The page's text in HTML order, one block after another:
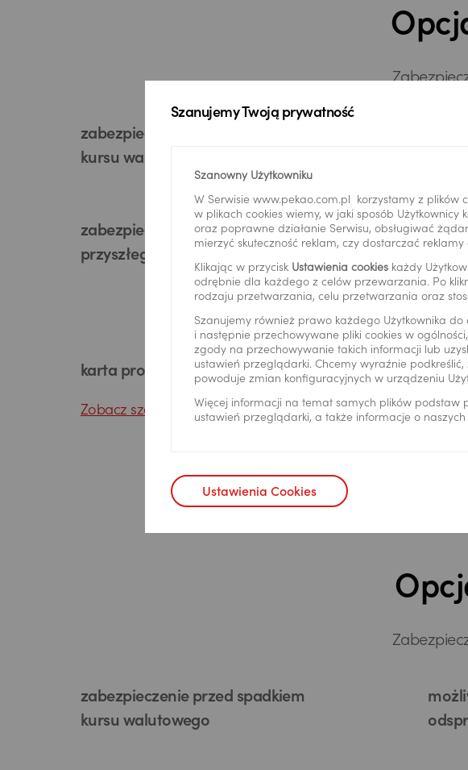
zabezpieczenie przed wzrostem
kursu walutowego
zabezpieczenie wybranego
przyszłego kursu walutowego
w
karta produktu
Zobacz szczegóły
zabezpieczenie przed spadkiem
kursu walutowego
Szanujemy Twoją prywatność
Szanowny Użytkowniku
W Serwisie www.pekao.com.pl korzystamy z
w plikach cookies wiemy, w jaki sposób
oraz poprawne działanie Serwisu, obsługiwać
mierzyć skuteczność reklam, czy dostarczać
Klikając w przycisk Ustawienia cookies każdy
odrębnie dla każdego z celów przewarzania. Po
rodzaju przetwarzania, celu przetwarzania oraz
Szanujemy również prawo każdego Użytkownika
i następnie przechowywane pliki cookies w
zgody na przechowywanie takich informacji lub
ustawień przeglądarki. Chcemy wyraźnie
powoduje zmian konfiguracyjnych w urządzeniu
Więcej informacji na temat samych plików podstaw
ustawień przeglądarki, a także informacje o
Ustawienia Cookies